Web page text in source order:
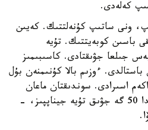
كەلەدى.
ونى ساتىپ كۇنەلتتىك. كەيىن
باسىن كوبەيتتىك. تۇيە
جىلعا جۋىقتادى. كاسىبىمىز
ءوزىم بالا كۇنىمنەن بۇل
اسىرادى. سوندىقتان ماعان
تاڭسىق بولعان جوق. 5 جىلدا 50 گە جۋىق تۇيە جيناپپىز، -